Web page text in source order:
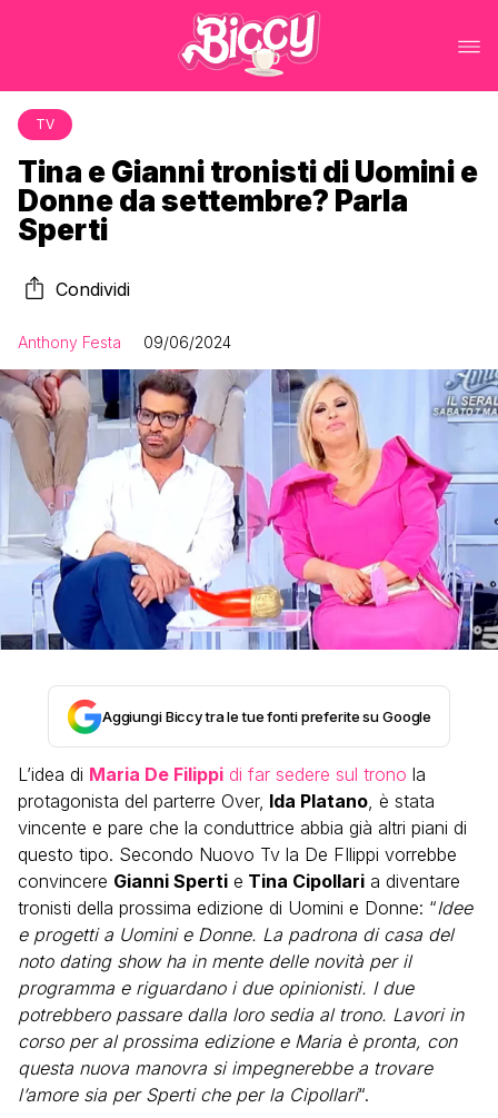
TV
Tina e Gianni tronisti di Uomini e
Donne da settembre? Parla
Sperti
Condividi
Anthony Festa 09/06/2024
Aggiungi Biccy tra le tue fonti preferite su Google
L’idea di Maria De Filippi di far sedere sul trono la
protagonista del parterre Over, Ida Platano, è stata
vincente e pare che la conduttrice abbia già altri piani di
questo tipo. Secondo Nuovo Tv la De FIlippi vorrebbe
convincere Gianni Sperti e Tina Cipollari a diventare
tronisti della prossima edizione di Uomini e Donne: “Idee
e progetti a Uomini e Donne. La padrona di casa del
noto dating show ha in mente delle novità per il
programma e riguardano i due opinionisti. I due
potrebbero passare dalla loro sedia al trono. Lavori in
corso per al prossima edizione e Maria è pronta, con
questa nuova manovra si impegnerebbe a trovare
l’amore sia per Sperti che per la Cipollari“.